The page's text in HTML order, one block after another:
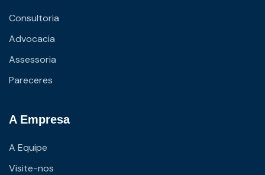
Consultoria
Advocacia
Assessoria
Pareceres
A Empresa
A Equipe
Visite-nos